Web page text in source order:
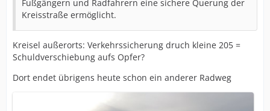
Fußgängern und Radfahrern eine sichere Querung der
Kreisstraße ermöglicht.
Kreisel außerorts: Verkehrssicherung druch kleine 205 =
Schuldverschiebung aufs Opfer?
Dort endet übrigens heute schon ein anderer Radweg